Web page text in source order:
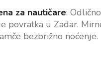
za nautičare:
povratka u Zadar.
bezbrižno noćenje.